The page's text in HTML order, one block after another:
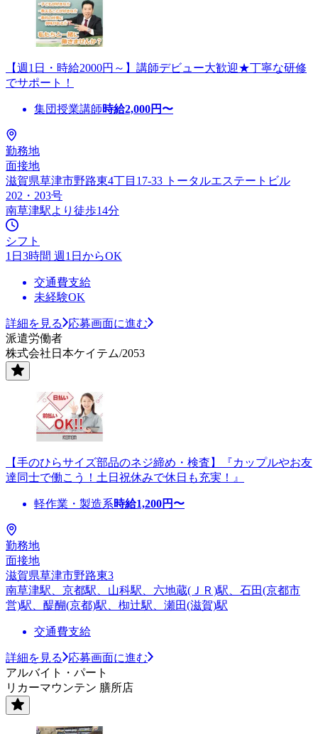
【週1日・時給2000円～】講師デビュー大歓迎★丁寧な研修
でサポート！
集団授業講師時給2,000円〜
勤務地
面接地
滋賀県草津市野路東4丁目17-33 トータルエステートビル
202・203号
南草津駅より徒歩14分
シフト
1日3時間 週1日からOK
交通費支給
未経験OK
詳細を見る
応募画面に進む
派遣労働者
株式会社日本ケイテム/2053
【手のひらサイズ部品のネジ締め・検査】『カップルやお友
達同士で働こう！土日祝休みで休日も充実！』
軽作業・製造系時給1,200円〜
勤務地
面接地
滋賀県草津市野路東3
南草津駅、京都駅、山科駅、六地蔵(ＪＲ)駅、石田(京都市
営)駅、醍醐(京都)駅、椥辻駅、瀬田(滋賀)駅
交通費支給
詳細を見る
応募画面に進む
アルバイト・パート
リカーマウンテン 膳所店